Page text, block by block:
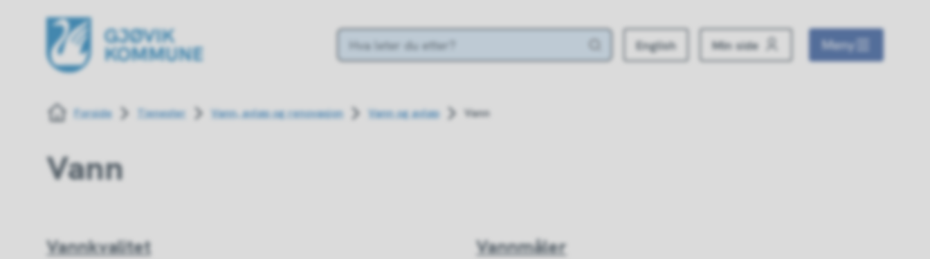
English Min side Meny
Du er her:Forside Tjenester Vann, avløp og renovasjon Vann og avløp Vann
Vann
Vannkvalitet Vannmåler